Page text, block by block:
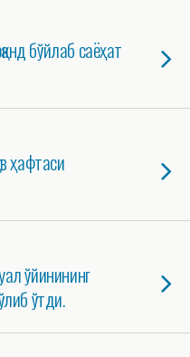
бўйлаб саёҳат
ҳафтаси
ўйинининг
ўтди.